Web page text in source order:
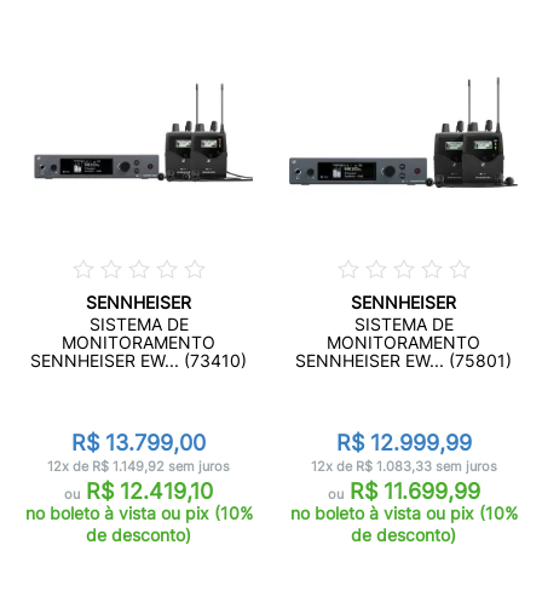
SENNHEISER
SISTEMA DE
MONITORAMENTO
SENNHEISER EW... (73410)
R$ 13.799,00
12x de R$ 1.149,92 sem juros
ou R$ 12.419,10
no boleto à vista ou pix (10%
de desconto)
SENNHEISER
SISTEMA DE
MONITORAMENTO
SENNHEISER EW... (75801)
R$ 12.999,99
12x de R$ 1.083,33 sem juros
ouR$ 11.699,99
no boleto à vista ou pix (10%
de desconto)